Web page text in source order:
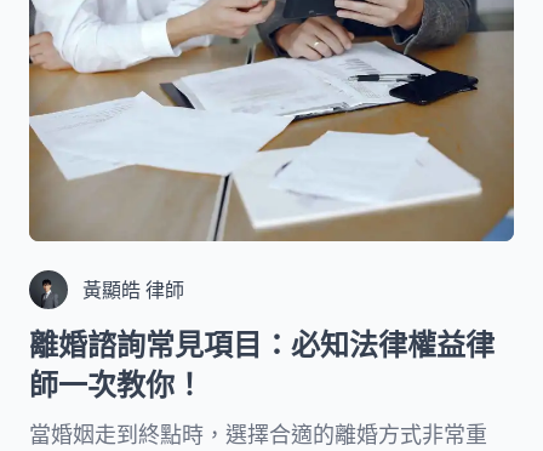
黃顯皓 律師
離婚諮詢常見項目：必知法律權益律
師一次教你！
當婚姻走到終點時，選擇合適的離婚方式非常重